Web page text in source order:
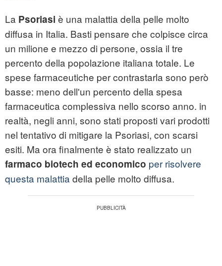
La Psoriasi è una malattia della pelle molto
diffusa in Italia. Basti pensare che colpisce circa
un milione e mezzo di persone, ossia il tre
percento della popolazione italiana totale. Le
spese farmaceutiche per contrastarla sono però
basse: meno dell'un percento della spesa
farmaceutica complessiva nello scorso anno. in
realtà, negli anni, sono stati proposti vari prodotti
nel tentativo di mitigare la Psoriasi, con scarsi
esiti. Ma ora finalmente è stato realizzato un
farmaco biotech ed economico per risolvere
questa malattia della pelle molto diffusa.